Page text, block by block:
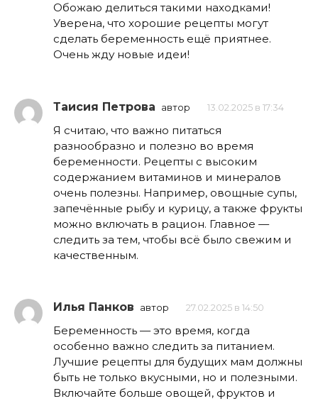
Обожаю делиться такими находками!
Уверена, что хорошие рецепты могут
сделать беременность ещё приятнее.
Очень жду новые идеи!
Таисия Петрова автор 13.02.2025 в 17:34
Я считаю, что важно питаться
разнообразно и полезно во время
беременности. Рецепты с высоким
содержанием витаминов и минералов
очень полезны. Например, овощные супы,
запечённые рыбу и курицу, а также фрукты
можно включать в рацион. Главное —
следить за тем, чтобы всё было свежим и
качественным.
Илья Панков автор 27.02.2025 в 14:50
Беременность — это время, когда
особенно важно следить за питанием.
Лучшие рецепты для будущих мам должны
быть не только вкусными, но и полезными.
Включайте больше овощей, фруктов и